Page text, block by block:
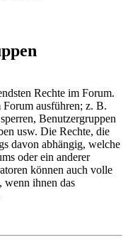
Rechte im Forum.
ausführen; z. B.
Benutzergruppen
usw. Die Rechte, die
davon abhängig, welche
oder ein anderer
können auch volle
wenn ihnen das